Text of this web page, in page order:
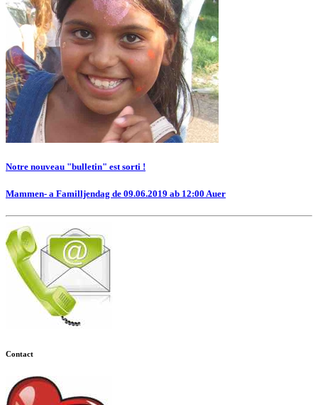
Notre nouveau "bulletin" est sorti !
Mammen- a Familljendag de 09.06.2019 ab 12:00 Auer
Contact